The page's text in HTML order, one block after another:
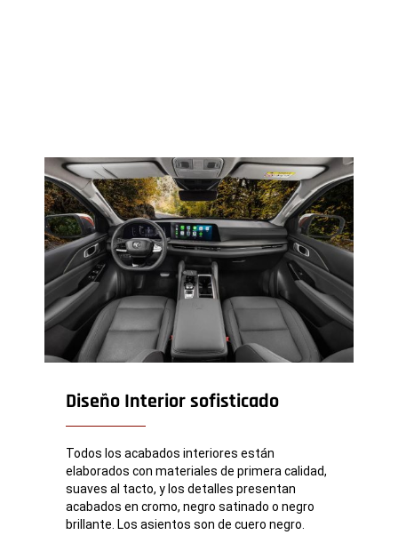
Diseño Interior sofisticado
Todos los acabados interiores están
elaborados con materiales de primera calidad,
suaves al tacto, y los detalles presentan
acabados en cromo, negro satinado o negro
brillante. Los asientos son de cuero negro.